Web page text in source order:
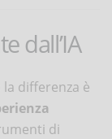
dall’IA
la differenza è
di